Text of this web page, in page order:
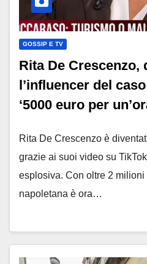
GOSSIP E TV
Rita De Crescenzo,
l’influencer del
‘5000 euro per
Rita De Crescenzo è
grazie ai suoi video su
esplosiva. Con oltre 2 milioni
napoletana è ora…